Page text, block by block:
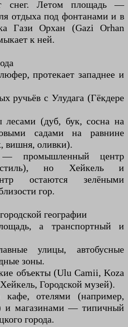
снег. Летом площадь —
отдыха под фонтанами и в
Гази Орхан (Gazi Orhan
к ней.
протекает западнее и
ручьёв с Улудага (Гёкдере
лесами (дуб, бук, сосна на
садами на равнине
вишня, оливки).
— промышленный центр
но Хейкель и
остаются зелёными
гор.
географии
а транспортный и
улицы, автобусные
зоны.
объекты (Ulu Camii, Koza
Городской музей).
кафе, отелями (например,
и магазинами — типичный
города.